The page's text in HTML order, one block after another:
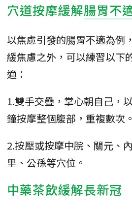
穴道按摩緩解腸胃不
以焦慮引發的腸胃不適為例
緩焦慮之外，可以練習以下
適：
1.雙手交疊，掌心朝自己，
鐘按摩整個腹部，重複數次。
2.按壓或按摩中脘、關元、
里、公孫等穴位。
中藥茶飲緩解長新冠